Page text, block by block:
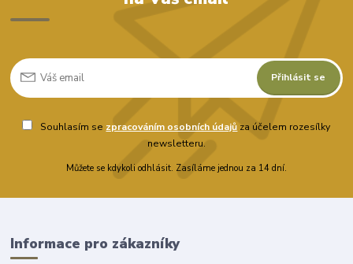
Přihlásit se
Souhlasím se zpracováním osobních údajů za účelem rozesílky
newsletteru.
Můžete se kdykoli odhlásit. Zasíláme jednou za 14 dní.
Informace pro zákazníky